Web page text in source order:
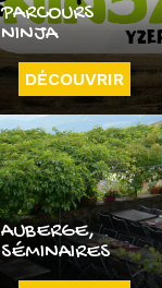
PARCOURS
NINJA
DÉCOUVRIR
AUBERGE,
SÉMINAIRES